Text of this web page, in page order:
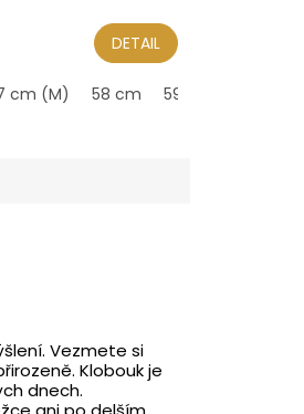
61 cm (XL)
DETAIL
cm (M) 58 cm 59 cm (L)
Vezmete si
Klobouk je
dnech.